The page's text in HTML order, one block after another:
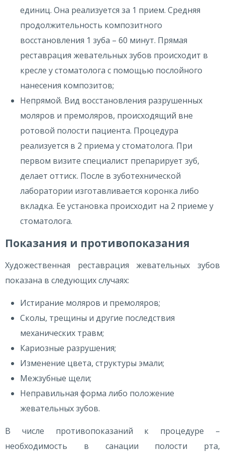
единиц. Она реализуется за 1 прием. Средняя
продолжительность композитного
восстановления 1 зуба – 60 минут. Прямая
реставрация жевательных зубов происходит в
кресле у стоматолога с помощью послойного
нанесения композитов;
Непрямой. Вид восстановления разрушенных
моляров и премоляров, происходящий вне
ротовой полости пациента. Процедура
реализуется в 2 приема у стоматолога. При
первом визите специалист препарирует зуб,
делает оттиск. После в зуботехнической
лаборатории изготавливается коронка либо
вкладка. Ее установка происходит на 2 приеме у
стоматолога.
Показания и противопоказания
Художественная реставрация жевательных зубов
показана в следующих случаях:
Истирание моляров и премоляров;
Сколы, трещины и другие последствия
механических травм;
Кариозные разрушения;
Изменение цвета, структуры эмали;
Межзубные щели;
Неправильная форма либо положение
жевательных зубов.
В числе противопоказаний к процедуре –
необходимость в санации полости рта,